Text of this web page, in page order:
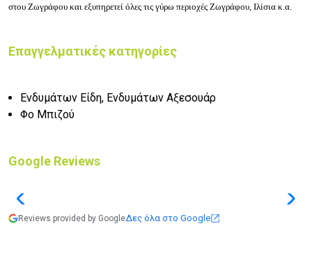
στου Ζωγράφου και εξυπηρετεί όλες τις γύρω περιοχές Ζωγράφου, Ιλίσια κ.α.
Επαγγελματικές κατηγορίες
Ενδυμάτων Είδη, Ενδυμάτων Αξεσουάρ
Φο Μπιζού
Google Reviews
Reviews provided by GoogleΔες όλα στο Google